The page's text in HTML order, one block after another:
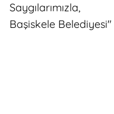
Saygılarımızla,
Başiskele Belediyesi"